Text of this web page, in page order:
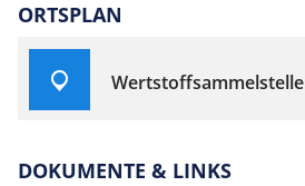
ORTSPLAN
Wertstoffsammelstelle
DOKUMENTE & LINKS